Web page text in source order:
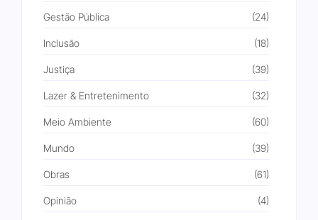
Gestão Pública (24)
Inclusão (18)
Justiça (39)
Lazer & Entretenimento (32)
Meio Ambiente (60)
Mundo (39)
Obras (61)
Opinião (4)